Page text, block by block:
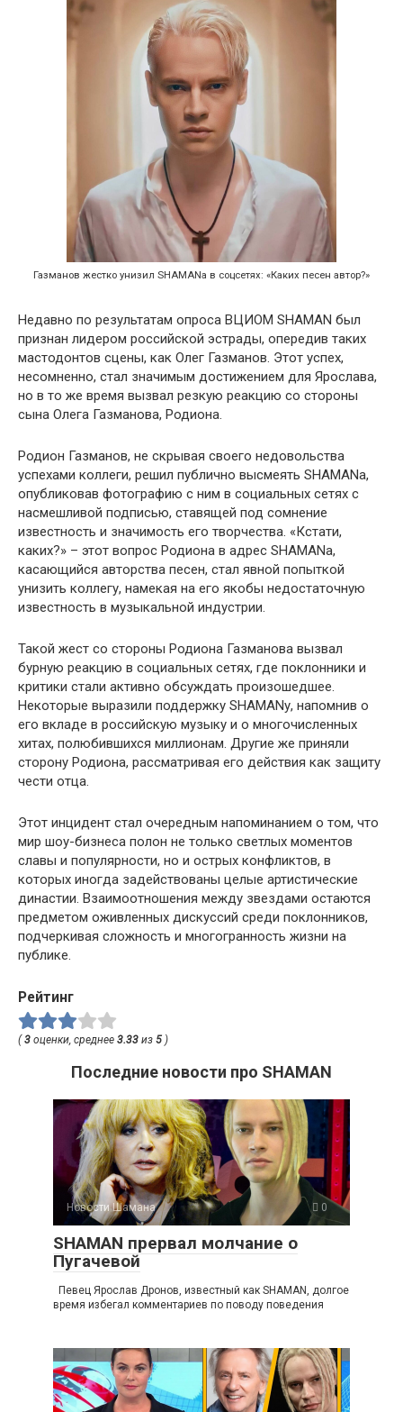
Газманов жестко унизил SHAMANа в соцсетях: «Каких песен автор?»
Недавно по результатам опроса ВЦИОМ SHAMAN был
признан лидером российской эстрады, опередив таких
мастодонтов сцены, как Олег Газманов. Этот успех,
несомненно, стал значимым достижением для Ярослава,
но в то же время вызвал резкую реакцию со стороны
сына Олега Газманова, Родиона.
Родион Газманов, не скрывая своего недовольства
успехами коллеги, решил публично высмеять SHAMANа,
опубликовав фотографию с ним в социальных сетях с
насмешливой подписью, ставящей под сомнение
известность и значимость его творчества. «Кстати,
каких?» – этот вопрос Родиона в адрес SHAMANа,
касающийся авторства песен, стал явной попыткой
унизить коллегу, намекая на его якобы недостаточную
известность в музыкальной индустрии.
Такой жест со стороны Родиона Газманова вызвал
бурную реакцию в социальных сетях, где поклонники и
критики стали активно обсуждать произошедшее.
Некоторые выразили поддержку SHAMANу, напомнив о
его вкладе в российскую музыку и о многочисленных
хитах, полюбившихся миллионам. Другие же приняли
сторону Родиона, рассматривая его действия как защиту
чести отца.
Этот инцидент стал очередным напоминанием о том, что
мир шоу-бизнеса полон не только светлых моментов
славы и популярности, но и острых конфликтов, в
которых иногда задействованы целые артистические
династии. Взаимоотношения между звездами остаются
предметом оживленных дискуссий среди поклонников,
подчеркивая сложность и многогранность жизни на
публике.
Рейтинг
(3 оценки, среднее 3.33 из 5 )
Последние новости про SHAMAN
Новости Шамана 0
SHAMAN прервал молчание о
Пугачевой
Певец Ярослав Дронов, известный как SHAMAN, долгое
время избегал комментариев по поводу поведения